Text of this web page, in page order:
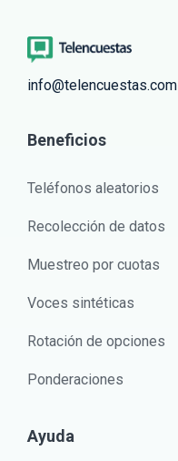
info@telencuestas.com
Beneficios
Teléfonos aleatorios
Recolección de datos
Muestreo por cuotas
Voces sintéticas
Rotación de opciones
Ponderaciones
Ayuda